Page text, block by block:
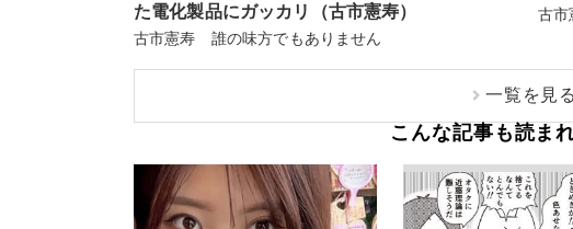
た電化製品にガッカリ（古市憲寿）
古市憲寿 誰の味方でもありません
古
一覧を見る
こんな記事も読ま